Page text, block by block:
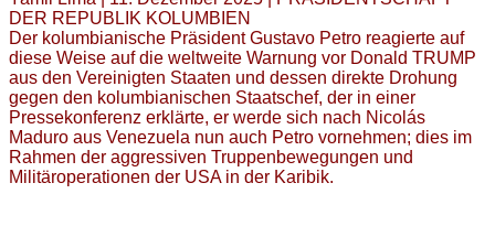
DER REPUBLIK KOLUMBIEN
Der kolumbianische Präsident Gustavo Petro reagierte auf
diese Weise auf die weltweite Warnung vor Donald TRUMP
aus den Vereinigten Staaten und dessen direkte Drohung
gegen den kolumbianischen Staatschef, der in einer
Pressekonferenz erklärte, er werde sich nach Nicolás
Maduro aus Venezuela nun auch Petro vornehmen; dies im
Rahmen der aggressiven Truppenbewegungen und
Militäroperationen der USA in der Karibik.